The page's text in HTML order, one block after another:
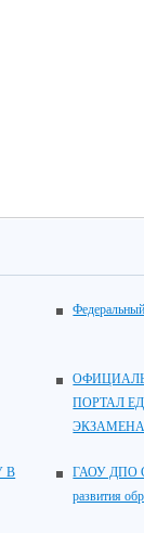
ПОРТАЛ
ЭКЗАМЕНА
В
ГАОУ ДПО
развития